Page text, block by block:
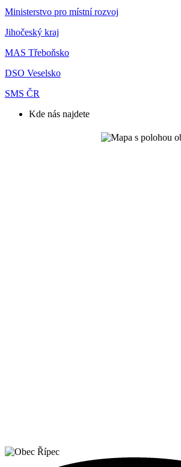
Ministerstvo pro místní rozvoj
Jihočeský kraj
MAS Třeboňsko
DSO Veselsko
SMS ČR
Kde nás najdete